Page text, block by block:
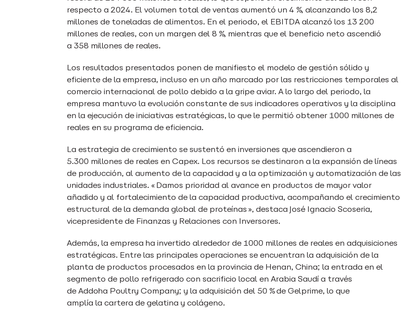
respecto a 2024. El volumen total de ventas aumentó un 4 %, alcanzando los 8,2
millones de toneladas de alimentos. En el periodo, el EBITDA alcanzó los 13 200
millones de reales, con un margen del 8 %, mientras que el beneficio neto ascendió
a 358 millones de reales.
Los resultados presentados ponen de manifiesto el modelo de gestión sólido y
eficiente de la empresa, incluso en un año marcado por las restricciones temporales al
comercio internacional de pollo debido a la gripe aviar. A lo largo del periodo, la
empresa mantuvo la evolución constante de sus indicadores operativos y la disciplina
en la ejecución de iniciativas estratégicas, lo que le permitió obtener 1000 millones de
reales en su programa de eficiencia.
La estrategia de crecimiento se sustentó en inversiones que ascendieron a
5.300 millones de reales en Capex. Los recursos se destinaron a la expansión de líneas
de producción, al aumento de la capacidad y a la optimización y automatización de las
unidades industriales. «Damos prioridad al avance en productos de mayor valor
añadido y al fortalecimiento de la capacidad productiva, acompañando el crecimiento
estructural de la demanda global de proteínas», destaca José Ignacio Scoseria,
vicepresidente de Finanzas y Relaciones con Inversores.
Además, la empresa ha invertido alrededor de 1000 millones de reales en adquisiciones
estratégicas. Entre las principales operaciones se encuentran la adquisición de la
planta de productos procesados en la provincia de Henan, China; la entrada en el
segmento de pollo refrigerado con sacrificio local en Arabia Saudí a través
de Addoha Poultry Company; y la adquisición del 50 % de Gelprime, lo que
amplía la cartera de gelatina y colágeno.